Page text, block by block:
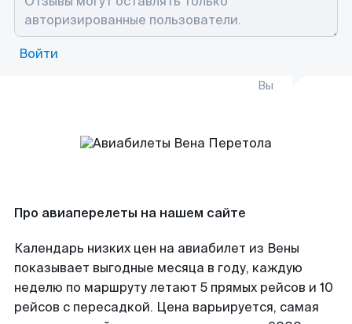
Войти
Вы
Про авиаперелеты на нашем сайте
Календарь низких цен на авиабилет из Вены
показывает выгодные месяца в году, каждую
неделю по маршруту летают 5 прямых рейсов и 10
рейсов с пересадкой. Цена варьируется, самая